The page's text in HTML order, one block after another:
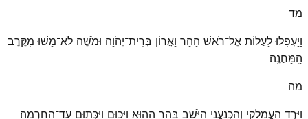
מד
וַיַּעְפִּלוּ לַעֲלוֹת אֶל־רֹאשׁ הָהָר וַאֲרוֹן בְּרִית־יְהֹוָה וּמֹשֶׁה לֹא־מָשׁוּ מִקֶּרֶב
הַֽמַּחֲנֶֽה׃
מה
וַיֵּרֶד הָעֲמָלֵקִי וְהַֽכְּנַעֲנִי הַיֹּשֵׁב בָּהָר הַהוּא וַיַּכּוּם וַֽיַּכְּתוּם עַד־הַֽחׇרְמָֽה׃